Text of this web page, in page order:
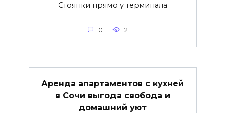
Стоянки прямо у терминала
0 2
Аренда апартаментов с кухней
в Сочи выгода свобода и
домашний уют